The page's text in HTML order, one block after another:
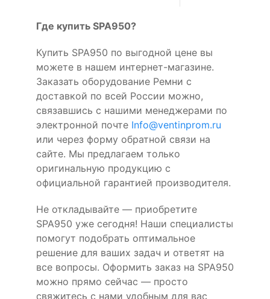
Где купить SPA950?
Купить SPA950 по выгодной цене вы
можете в нашем интернет-магазине.
Заказать оборудование Ремни с
доставкой по всей России можно,
связавшись с нашими менеджерами по
электронной почте Info@ventinprom.ru
или через форму обратной связи на
сайте. Мы предлагаем только
оригинальную продукцию с
официальной гарантией производителя.
Не откладывайте — приобретите
SPA950 уже сегодня! Наши специалисты
помогут подобрать оптимальное
решение для ваших задач и ответят на
все вопросы. Оформить заказ на SPA950
можно прямо сейчас — просто
свяжитесь с нами удобным для вас